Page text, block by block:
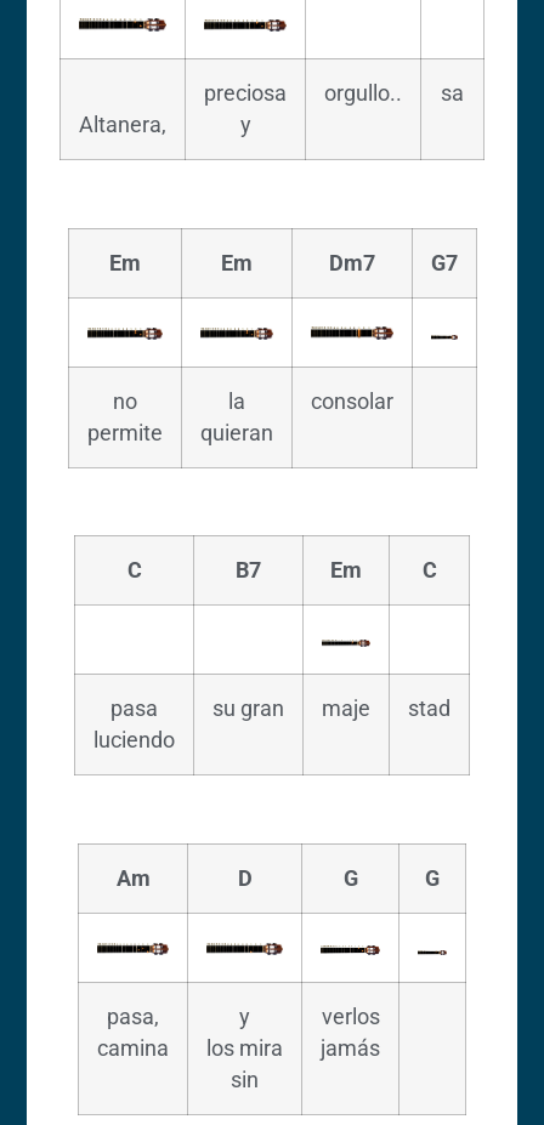
Altanera,
preciosa
y
orgullo.. sa
Em Em Dm7 G7
no
permite
la
quieran
consolar
C B7 Em C
pasa
luciendo
su gran maje stad
Am D G G
pasa,
camina
y
los mira
sin
verlos
jamás